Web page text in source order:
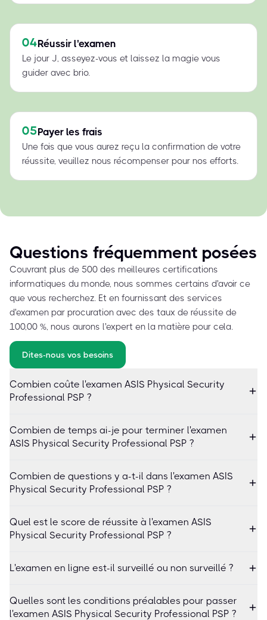
04Réussir l'examen
Le jour J, asseyez-vous et laissez la magie vous
guider avec brio.
05Payer les frais
Une fois que vous aurez reçu la confirmation de votre
réussite, veuillez nous récompenser pour nos efforts.
Questions fréquemment posées
Couvrant plus de 500 des meilleures certifications
informatiques du monde, nous sommes certains d'avoir ce
que vous recherchez. Et en fournissant des services
d'examen par procuration avec des taux de réussite de
100,00 %, nous aurons l'expert en la matière pour cela.
Dites-nous vos besoins
Combien coûte l'examen ASIS Physical Security
Professional PSP ?
Combien de temps ai-je pour terminer l'examen
ASIS Physical Security Professional PSP ?
Combien de questions y a-t-il dans l'examen ASIS
Physical Security Professional PSP ?
Quel est le score de réussite à l'examen ASIS
Physical Security Professional PSP ?
L'examen en ligne est-il surveillé ou non surveillé ?
Quelles sont les conditions préalables pour passer
l'examen ASIS Physical Security Professional PSP ?